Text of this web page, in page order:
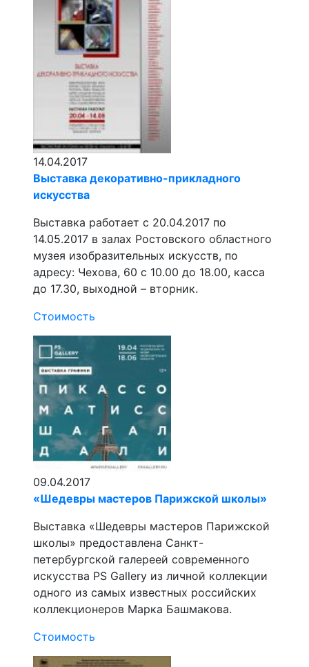
14.04.2017
Выставка декоративно-прикладного
искусства
Выставка работает с 20.04.2017 по
14.05.2017 в залах Ростовского областного
музея изобразительных искусств, по
адресу: Чехова, 60 с 10.00 до 18.00, касса
до 17.30, выходной – вторник.
Стоимость
09.04.2017
«Шедевры мастеров Парижской школы»
Выставка «Шедевры мастеров Парижской
школы» предоставлена Санкт-
петербургской галереей современного
искусства PS Gallery из личной коллекции
одного из самых известных российских
коллекционеров Марка Башмакова.
Стоимость